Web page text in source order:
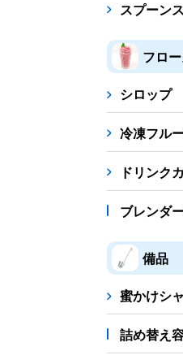
スプーン
フロ
シロップ
冷凍フル
ドリンク
ブレンダ
備品
蜜かけシ
詰め替え